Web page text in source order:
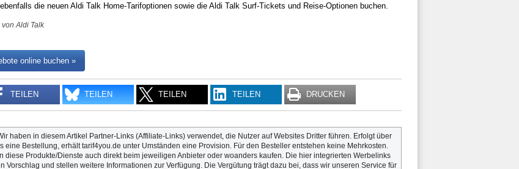
die neuen Aldi Talk Home-Tarifoptionen sowie die Aldi Talk Surf-Tickets und Reise-Optionen buchen.
Aldi Talk
online buchen »
TEILEN TEILEN TEILEN TEILEN DRUCKEN
haben in diesem Artikel Partner-Links (Affiliate-Links) verwendet, die Nutzer auf Websites Dritter führen. Erfolgt über
eine Bestellung, erhält tarif4you.de unter Umständen eine Provision. Für den Besteller entstehen keine Mehrkosten.
diese Produkte/Dienste auch direkt beim jeweiligen Anbieter oder woanders kaufen. Die hier integrierten Werbelinks
Vorschlag und stellen weitere Informationen zur Verfügung. Die Vergütung trägt dazu bei, dass wir unseren Service für